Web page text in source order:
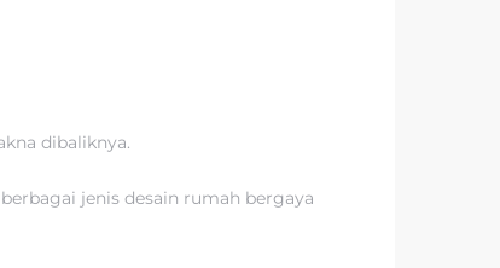
dibaliknya.
jenis desain rumah bergaya